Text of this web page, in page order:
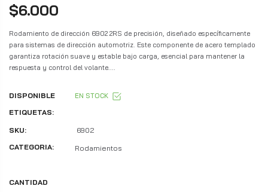
$6.000
Rodamiento de dirección 6902 2RS de precisión, diseñado específicamente
para sistemas de dirección automotriz. Este componente de acero templado
garantiza rotación suave y estable bajo carga, esencial para mantener la
respuesta y control del volante....
DISPONIBLE EN STOCK
ETIQUETAS:
SKU:
6902
CATEGORIA:
Rodamientos
CANTIDAD